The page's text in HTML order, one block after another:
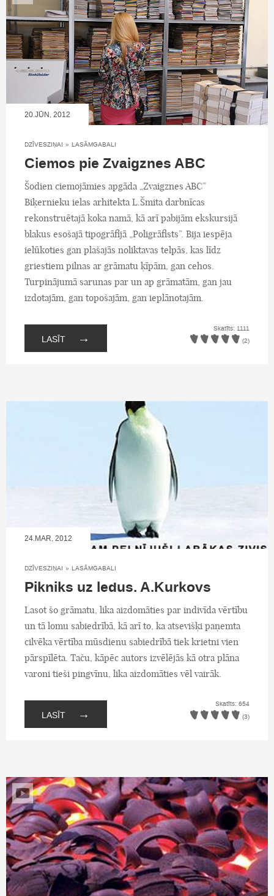
20.JŪN, 2012
DZĪVESZIŅAI » LASĀMGABALI
Ciemos pie Zvaigznes ABC
Šodien ciemojāmies apgāda „Zvaigznes ABC”
Biķernieku ielas arhitekta L.Šmita darbnīcas
rekonstruētajā koka namā, kā arī pabijām ekskursijā
blakus esošajā tipogrāfijā „Poligrāfists”. Bija iespēja
ielūkoties gan plašajās noliktavas telpās, kas līdz
griestiem pilnas ar grāmatu ķīpām, gan cehos.
Turpinājumā sarunas par un ap grāmatām, gan jau
izdotajām, gan topošajām, gan ieplānotajām.
LASĪT →
Skatīts: 1111
(2)
24.MAR, 2012
DZĪVESZIŅAI » LASĀMGABALI
Pikniks uz ledus. A.Kurkovs
Lasot šo grāmatu, lika aizdomāties par indivīda vērtību
un tā lomu sabiedrībā, kā arī to, ka atsevišķi paņemta
cilvēka vērtība mūsdienu sabiedrībā tiek krietni vien
pārspīlēta. Taču, kāpēc autors izvēlējās kā otra plāna
varoni tieši pingvīnu, lika aizdomāties vēl vairāk.
LASĪT →
Skatīts: 654
(3)